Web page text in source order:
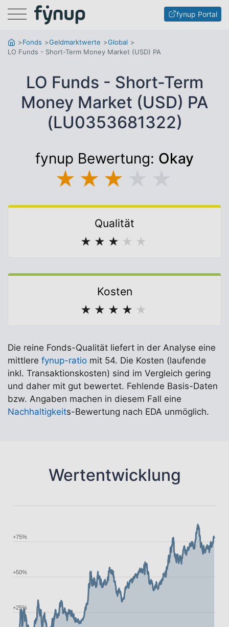
Menu fynup Portal
Fonds Geldmarktwerte
Global
LO Funds - Short-Term Money Market (USD) PA
LO Funds - Short-Term
Money Market (USD) PA
(LU0353681322)
fynup Bewertung: Okay
★ ★ ★
Qualität
★ ★ ★ ★ ★
Kosten
★ ★ ★ ★ ★
Die reine Fonds-Qualität liefert in der Analyse eine
mittlere fynup-ratio mit 54. Die Kosten (laufende
inkl. Transaktionskosten) sind im Vergleich gering
und daher mit gut bewertet. Fehlende Basis-Daten
bzw. Angaben machen in diesem Fall eine
Nachhaltigkeits-Bewertung nach EDA unmöglich.
Wertentwicklung
+25%
+50%
+75%